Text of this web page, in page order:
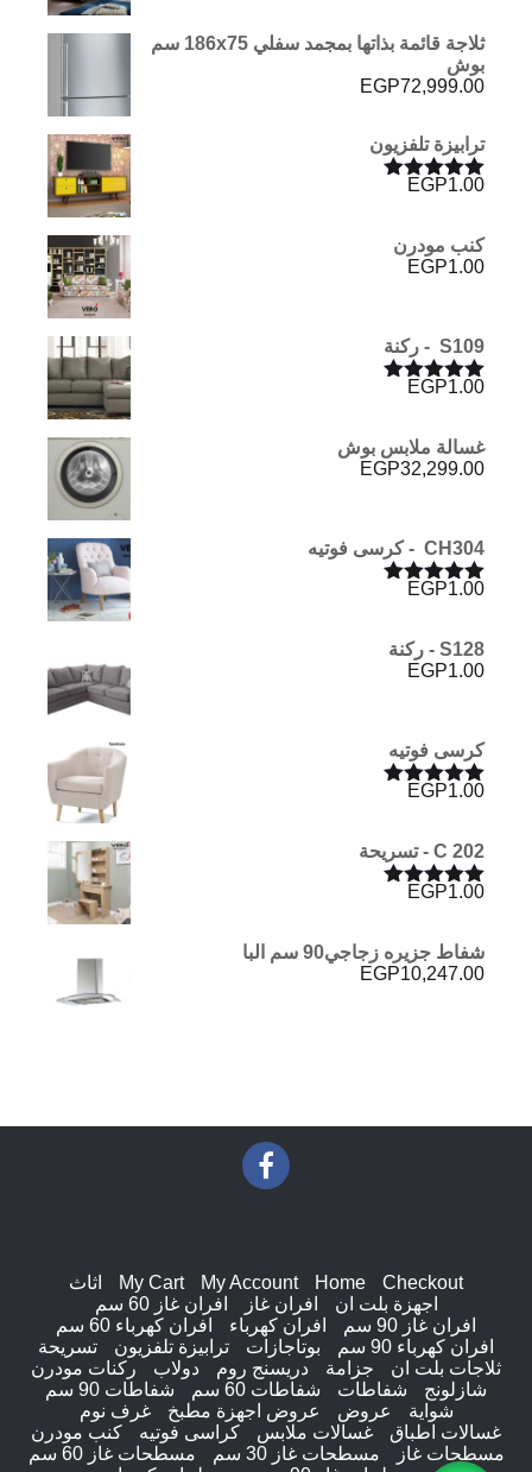
ثلاجة قائمة بذاتها بمجمد سفلي 186x75 سم
بوش
EGP72,999.00
ترابيزة تلفزيون
تم التقييم
EGP1.00
كنب مودرن
EGP1.00
S109 - ركنة
تم التقييم
EGP1.00
غسالة ملابس بوش
EGP32,299.00
CH304 - كرسى فوتيه
تم التقييم
EGP1.00
S128 - ركنة
EGP1.00
كرسى فوتيه
تم التقييم
EGP1.00
C 202 - تسريحة
تم التقييم
EGP1.00
شفاط جزيره زجاجي90 سم البا
EGP10,247.00
Checkout
Home
My Account
My Cart
اثاث
اجهزة بلت ان
افران غاز
افران غاز 60 سم
افران غاز 90 سم
افران كهرباء
افران كهرباء 60 سم
افران كهرباء 90 سم
بوتاجازات ترابيزة تلفزيون
تسريحة
ثلاجات بلت ان
جزامة دريسنج روم دولاب
ركنات مودرن
شازلونج
شفاطات شفاطات 60 سم
شفاطات 90 سم
شواية
عروض عروض اجهزة مطبخ
غرف نوم
غسالات اطباق
غسالات ملابس كراسى فوتيه
كنب مودرن
مسطحات غاز
مسطحات غاز 30 سم
مسطحات غاز 60 سم